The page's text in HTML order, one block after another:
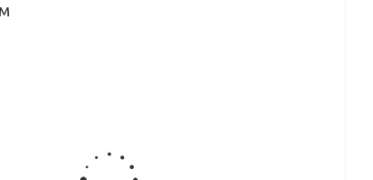
Щит
мебельный